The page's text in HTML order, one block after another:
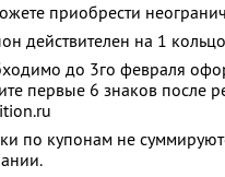
приобрести
действителен на 1
до 3го февраля
первые 6 знаков после
по купонам не